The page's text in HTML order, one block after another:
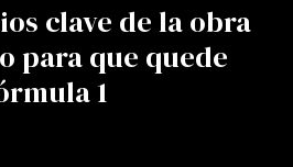
clave de la obra
para que quede
1